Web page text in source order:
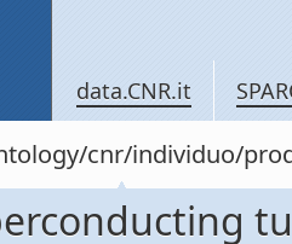
data.CNR.it
cnr/individuo/